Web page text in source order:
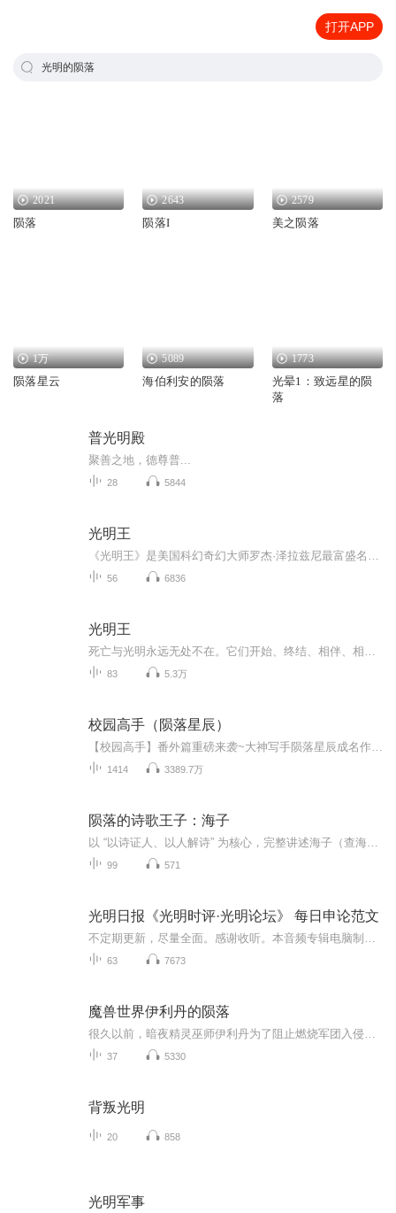
打开APP
光明的陨落
2021
陨落
2643
陨落I
2579
美之陨落
1万
陨落星云
5089
海伯利安的陨落
1773
光晕1：致远星的陨
落
普光明殿
聚善之地，德尊普...
28 5844
光明王
56 6836
光明王
83 5.3万
校园高手（陨落星辰）
1414 3389.7万
陨落的诗歌王子：海子
99 571
光明日报《光明时评·光明论坛》 每日申论范文
63 7673
魔兽世界伊利丹的陨落
37 5330
背叛光明
20 858
光明军事